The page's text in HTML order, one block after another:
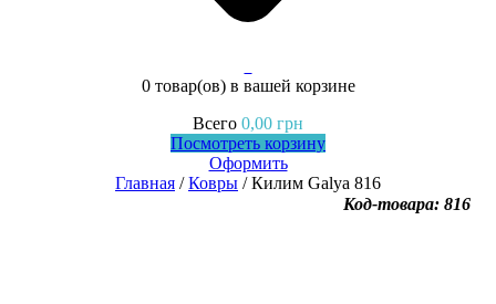
0 товар(ов)в вашей корзине
Всего 0,00 грн
Посмотреть корзину
Оформить
Главная /Ковры / Килим Galya 816
Код-товара: 816